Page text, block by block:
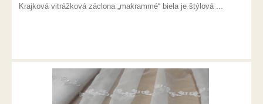
Krajková vitrážková záclona „makrammé“ biela je štýlová ...